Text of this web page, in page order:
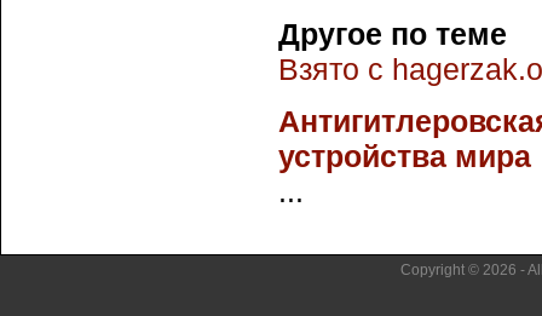
Другое по теме
Взято с
устройства мира
...
Copyright © 2026 -